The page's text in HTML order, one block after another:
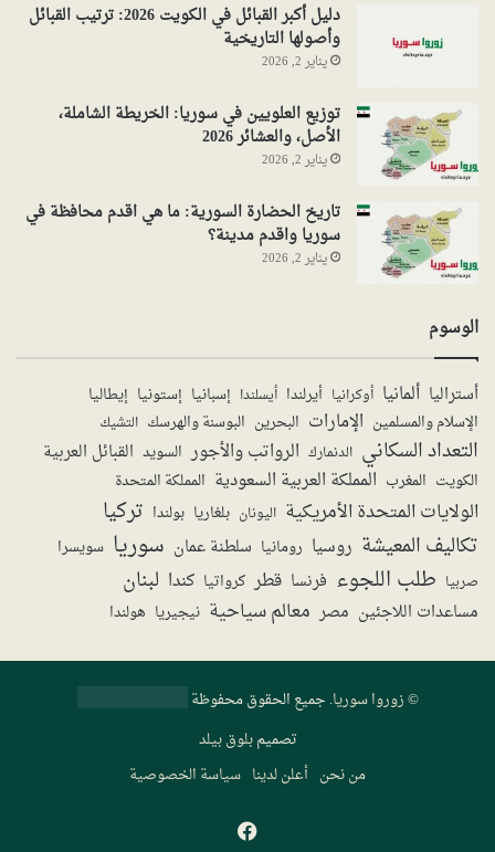
دليل أكبر القبائل في الكويت 2026: ترتيب القبائل
وأصولها التاريخية
يناير 2, 2026
توزيع العلويين في سوريا: الخريطة الشاملة،
الأصل، والعشائر 2026
يناير 2, 2026
تاريخ الحضارة السورية: ما هي اقدم محافظة في
سوريا واقدم مدينة؟
يناير 2, 2026
الوسوم
أستراليا ألمانيا أوكرانيا أيرلندا أيسلندا إسبانيا إستونيا إيطاليا
الإسلام والمسلمين الإمارات البحرين البوسنة والهرسك التشيك
التعداد السكاني الدنمارك الرواتب والأجور السويد القبائل العربية
الكويت المغرب المملكة العربية السعودية المملكة المتحدة
الولايات المتحدة الأمريكية اليونان بلغاريا بولندا تركيا
تكاليف المعيشة روسيا رومانيا سلطنة عمان سوريا سويسرا
صربيا طلب اللجوء فرنسا قطر كرواتيا كندا لبنان
مساعدات اللاجئين مصر معالم سياحية نيجيريا هولندا
©زوروا سوريا. جميع الحقوق محفوظة
تصميمبلوق بيلد
من نحن أعلن لدينا سياسة الخصوصية
فيسبوك